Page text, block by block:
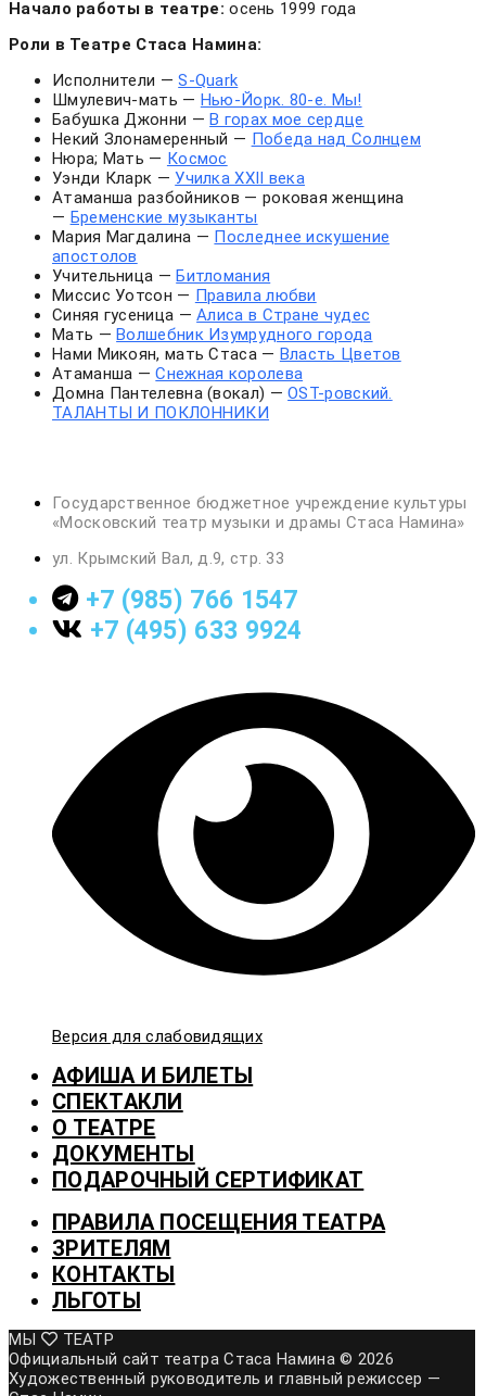
Начало работы в театре:осень 1999 года
Роли в Театре Стаса Намина:
Исполнители —S-Quark
Шмулевич-мать — Нью-Йорк. 80-е. Мы!
Бабушка Джонни —В горах мое сердце
Некий Злонамеренный — Победа над Солнцем
Нюра; Мать — Космос
Уэнди Кларк —Училка ХХII века
Атаманша разбойников — роковая женщина
— Бременские музыканты
Мария Магдалина — Последнее искушение
апостолов
Учительница —Битломания
Миссис Уотсон — Правила любви
Синяя гусеница —Алиса в Стране чудес
Мать —Волшебник Изумрудного города
Нами Микоян, мать Стаса — Власть Цветов
Атаманша —Снежная королева
Домна Пантелевна (вокал) —OST-ровский.
ТАЛАНТЫ И ПОКЛОННИКИ
Государственное бюджетное учреждение культуры
«Московский театр музыки и драмы Стаса Намина»
ул. Крымский Вал, д.9, стр. 33
+7 (985) 766 1547
+7 (495) 633 9924
Версия для слабовидящих
АФИША И БИЛЕТЫ
СПЕКТАКЛИ
О ТЕАТРЕ
ДОКУМЕНТЫ
ПОДАРОЧНЫЙ СЕРТИФИКАТ
ПРАВИЛА ПОСЕЩЕНИЯ ТЕАТРА
ЗРИТЕЛЯМ
КОНТАКТЫ
ЛЬГОТЫ
МЫ
ТЕАТР
Официальный сайт театра Стаса Намина © 2026
Художественный руководитель и главный режиссер —